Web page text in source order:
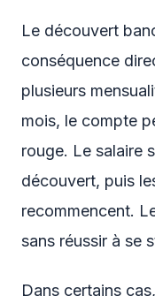
Le découvert
conséquence
plusieurs
mois, le compte
rouge. Le salaire
découvert, puis
recommencent.
sans réussir à se
Dans certains